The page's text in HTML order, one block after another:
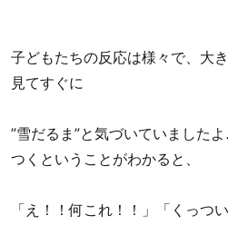
子どもたちの反応は様々で、大
見てすぐに
”雪だるま”と気づいていました
つくということがわかると、
「え！！何これ！！」「くっつ